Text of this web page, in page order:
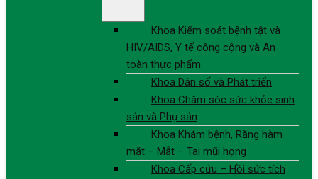
Khoa Kiểm soát bệnh tật và
HIV/AIDS, Y tế công cộng và An
toàn thực phẩm
Khoa Dân số và Phát triển
Khoa Chăm sóc sức khỏe sinh
sản và Phụ sản
Khoa Khám bệnh, Răng hàm
mặt – Mắt – Tai mũi họng
Khoa Cấp cứu – Hồi sức tích